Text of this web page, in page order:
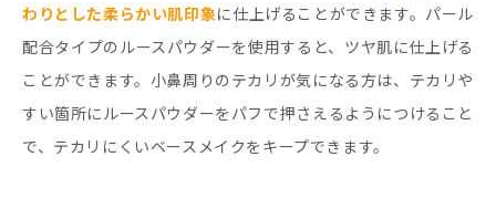
わりとした柔らかい肌印象に仕上げることができます。パール
配合タイプのルースパウダーを使用すると、ツヤ肌に仕上げる
ことができます。小鼻周りのテカリが気になる方は、テカリや
すい箇所にルースパウダーをパフで押さえるようにつけること
で、テカリにくいベースメイクをキープできます。